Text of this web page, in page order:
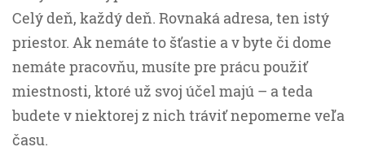
Celý deň, každý deň. Rovnaká adresa, ten istý
priestor. Ak nemáte to šťastie a v byte či dome
nemáte pracovňu, musíte pre prácu použiť
miestnosti, ktoré už svoj účel majú – a teda
budete v niektorej z nich tráviť nepomerne veľa
času.